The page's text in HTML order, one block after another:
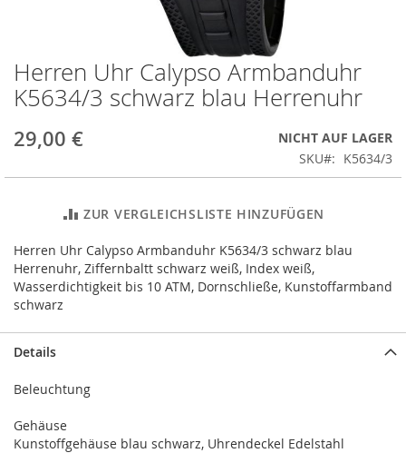
Zum
Anfang
der
springen
Herren Uhr Calypso Armbanduhr
K5634/3 schwarz blau Herrenuhr
29,00 €
NICHT AUF LAGER
SKU
K5634/3
ZUR VERGLEICHSLISTE HINZUFÜGEN
Herren Uhr Calypso Armbanduhr K5634/3 schwarz blau
Herrenuhr, Ziffernbaltt schwarz weiß, Index weiß,
Wasserdichtigkeit bis 10 ATM, Dornschließe, Kunstoffarmband
schwarz
Details
Beleuchtung
Gehäuse
Kunstoffgehäuse blau schwarz, Uhrendeckel Edelstahl